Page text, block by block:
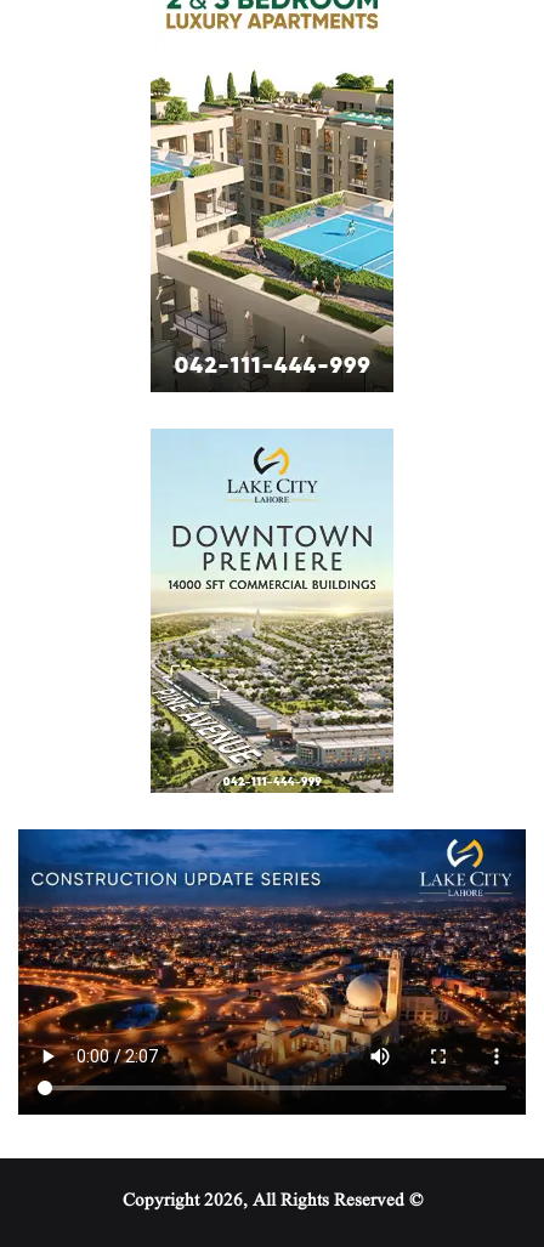
© Copyright 2026, All Rights Reserved